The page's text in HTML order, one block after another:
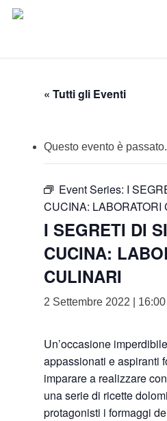
Skip
« Tutti gli Eventi
Questo evento è passato.
Event Series: I
CUCINA: LABORATORI
I SEGRETI DI
CUCINA:
CULINARI
2 Settembre 2022 | 16:00
Un’occasione
appassionati e aspiranti
imparare a realizzare
una serie di ricette
protagonisti i formaggi